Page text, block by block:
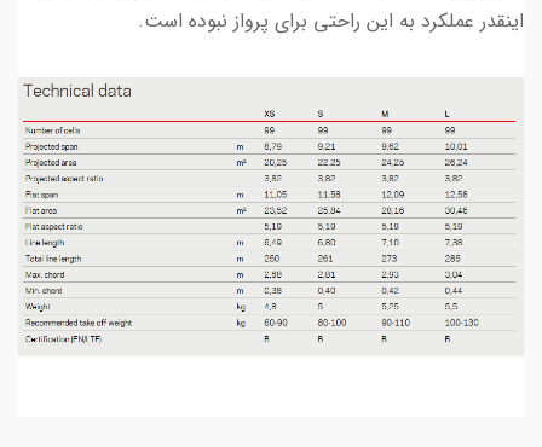
اینقدر عملکرد به این راحتی برای پرواز نبوده است.